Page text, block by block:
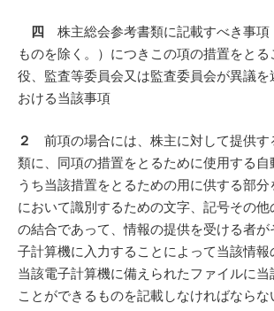
四 株主総会参考書類に記載すべき事項
ものを除く。）につきこの項の措置をと
役、監査等委員会又は監査委員会が異議を
おける当該事項
２
前項の場合には、株主に対して提供す
類に、同項の措置をとるために使用する
うち当該措置をとるための用に供する部分
において識別するための文字、記号その他
の結合であって、情報の提供を受ける者が
子計算機に入力することによって当該情報
当該電子計算機に備えられたファイルに当
ことができるものを記載しなければならな